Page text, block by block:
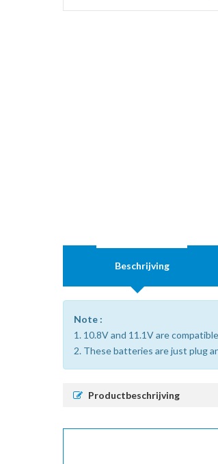
Beschrijving
Note :
1. 10.8V and 11.1V are
2. These batteries are just plug
Productbeschrijving